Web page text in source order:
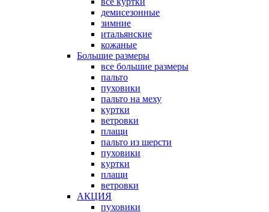
демисезонные
зимние
итальянские
кожаные
Большие размеры
все большие размеры
пальто
пуховики
пальто на меху
куртки
ветровки
плащи
пальто из шерсти
пуховики
куртки
плащи
ветровки
АКЦИЯ
пуховики